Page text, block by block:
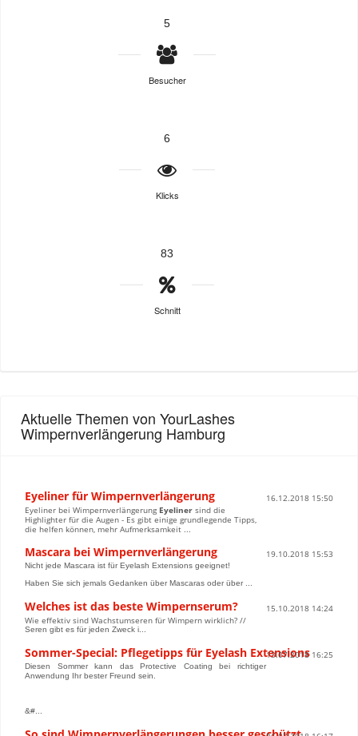
5
Besucher
6
Klicks
83
Schnitt
Aktuelle Themen von YourLashes
Wimpernverlängerung Hamburg
Eyeliner für Wimpernverlängerung
16.12.2018 15:50
Eyeliner bei Wimpernverlängerung Eyeliner sind die
Highlighter für die Augen - Es gibt einige grundlegende Tipps,
die helfen können, mehr Aufmerksamkeit ...
Mascara bei Wimpernverlängerung 19.10.2018 15:53
Nicht jede Mascara ist für Eyelash Extensions geeignet!
Haben Sie sich jemals Gedanken über Mascaras oder über ...
Welches ist das beste Wimpernserum?
15.10.2018 14:24
Wie effektiv sind Wachstumseren für Wimpern wirklich? //
Seren gibt es für jeden Zweck i...
Sommer-Special: Pflegetipps für Eyelash Extensions
13.07.2018 16:25
Diesen Sommer kann das Protective Coating bei richtiger
Anwendung Ihr bester Freund sein.
&#...